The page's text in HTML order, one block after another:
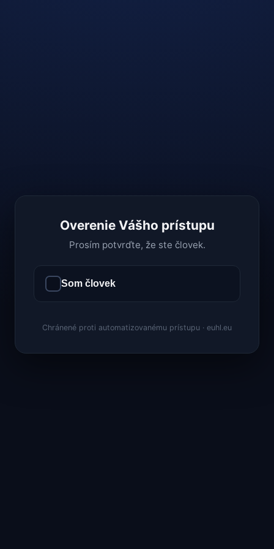
Overenie Vášho prístupu
Prosím potvrďte, že ste človek.
Som človek
Chránené proti automatizovanému prístupu · euhl.eu